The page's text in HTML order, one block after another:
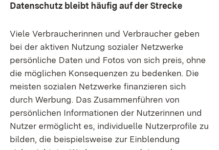
Datenschutz bleibt häufig auf der Strecke
Viele Verbraucherinnen und Verbraucher geben
bei der aktiven Nutzung sozialer Netzwerke
persönliche Daten und Fotos von sich preis, ohne
die möglichen Konsequenzen zu bedenken. Die
meisten sozialen Netzwerke finanzieren sich
durch Werbung. Das Zusammenführen von
persönlichen Informationen der Nutzerinnen und
Nutzer ermöglicht es, individuelle Nutzerprofile zu
bilden, die beispielsweise zur Einblendung